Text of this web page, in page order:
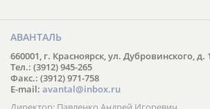
АВАНТАЛЬ
660001, г. Красноярск, ул. Дубровинского, д.
Тел.: (3912) 945-265
Факс.: (3912) 971-758
E-mail: avantal@inbox.ru